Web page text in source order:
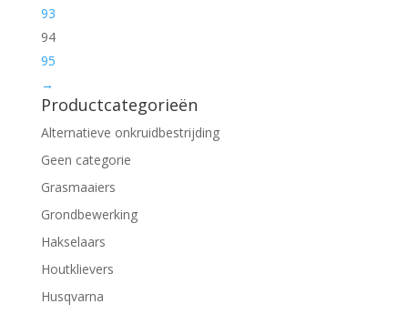
93
94
95
→
Productcategorieën
Alternatieve onkruidbestrijding
Geen categorie
Grasmaaiers
Grondbewerking
Hakselaars
Houtklievers
Husqvarna